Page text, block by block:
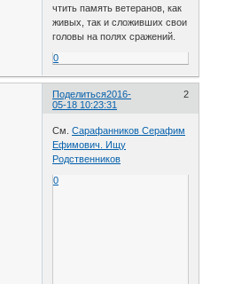
чтить память ветеранов, как
живых, так и сложивших свои
головы на полях сражений.
0
Поделиться 2
2016-
05-18 10:23:31
См.Сарафанников Серафим
Ефимович. Ищу
Родственников
0